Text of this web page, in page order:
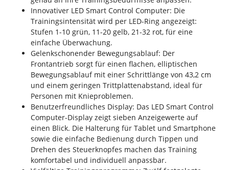
Innovativer LED Smart Control Computer: Die
Trainingsintensität wird per LED-Ring angezeigt:
Stufen 1-10 grün, 11-20 gelb, 21-32 rot, für eine
einfache Überwachung.
Gelenkschonender Bewegungsablauf: Der
Frontantrieb sorgt für einen flachen, elliptischen
Bewegungsablauf mit einer Schrittlänge von 43,2 cm
und einem geringen Trittplattenabstand, ideal für
Personen mit Knieproblemen.
Benutzerfreundliches Display: Das LED Smart Control
Computer-Display zeigt sieben Anzeigewerte auf
einen Blick. Die Halterung für Tablet und Smartphone
sowie die einfache Bedienung durch Tippen und
Drehen des Steuerknopfes machen das Training
komfortabel und individuell anpassbar.